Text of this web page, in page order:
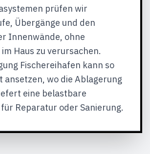
prüfen wir
Übergänge und den
Innenwände, ohne
Haus zu verursachen.
Fischereihafen kann so
ansetzen, wo die Ablagerung
eine belastbare
Reparatur oder Sanierung.